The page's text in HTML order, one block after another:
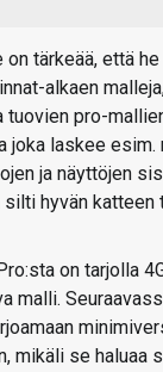
tärkeää, että
alkaen
pro-
joka laskee esim.
ja näyttöjen
hyvän katteen
on tarjolla
malli.
mikäli se haluaa